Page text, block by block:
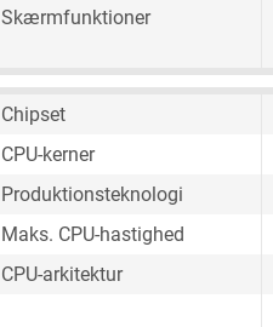
Skærmfunktioner
Chipset
CPU-kerner
Produktionsteknologi
Maks. CPU-hastighed
CPU-arkitektur